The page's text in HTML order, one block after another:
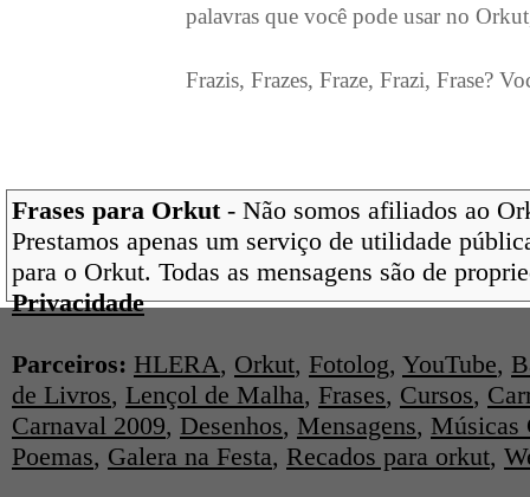
palavras que você pode usar no
Frazis, Frazes, Fraze, Frazi, Frase?
Frases para Orkut- Não somos afiliados ao
Prestamos apenas um serviço de utilidade
para o Orkut. Todas as mensagens são de
Privacidade
Parceiros: HLERA, Orkut, Fotolog, YouTube,
de Livros, Lençol de Malha, Frases, Cursos,
Carnaval 2009, Desenhos, Mensagens, Músicas
Poemas, Galera na Festa, Recados para orkut,